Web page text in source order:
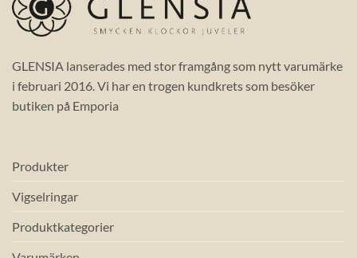
GLENSIA lanserades med stor framgång som nytt varumärke
i februari 2016. Vi har en trogen kundkrets som besöker
butiken på Emporia
Produkter
Vigselringar
Produktkategorier